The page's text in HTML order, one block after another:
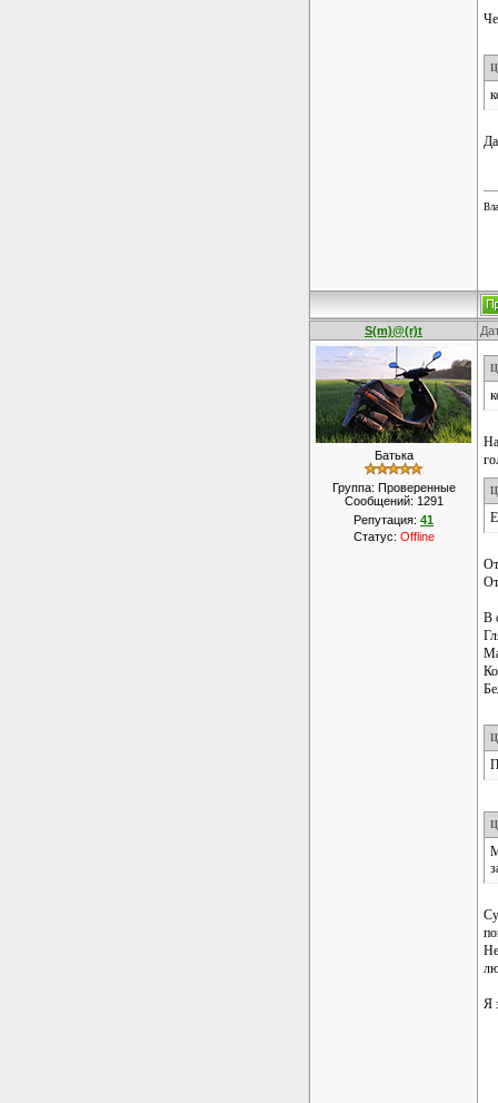
S(m)@(r)t
Батька
Группа: Проверенные
Сообщений: 1291
Репутация: 41
Статус: Offline
В
Я